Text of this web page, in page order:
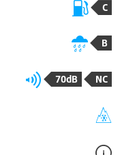
C
B
70dB NC